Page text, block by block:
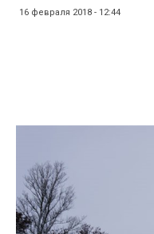
16 февраля 2018 - 12:44